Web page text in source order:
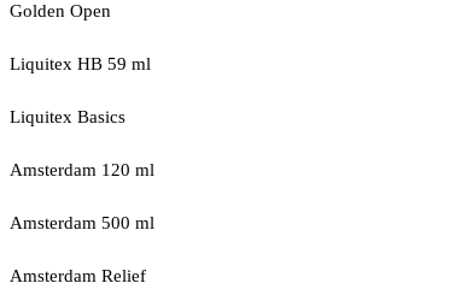
Golden Open
Liquitex HB 59 ml
Liquitex Basics
Amsterdam 120 ml
Amsterdam 500 ml
Amsterdam Relief